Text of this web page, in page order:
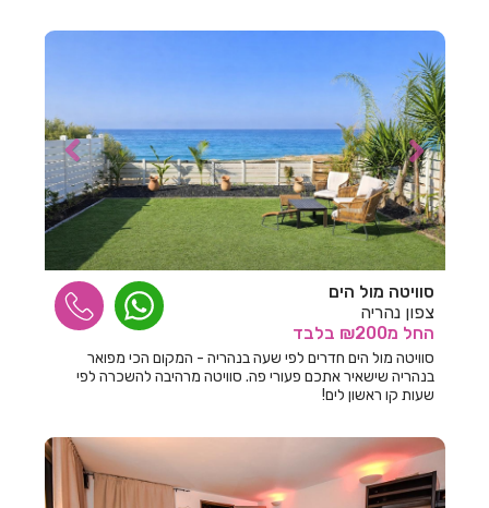
חדרים לפי שעה בחוסן
חדרים לפי שעה בחוף סיאסטה ביאנקיני
חדרים לפי שעה בחופית
חדרים לפי שעה בחזון
חדרים לפי שעה בחיפ
חדרים לפי שעה בחיפה
חדרים לפי שעה בחצור הגלילית
חדרים לפי שעה בחריש
חדרים לפי שעה בטבריה
חדרים לפי שעה ביבנאל
סוויטה מול הים
צפון נהריה
החל מ₪200 בלבד
סוויטה מול הים חדרים לפי שעה בנהריה - המקום הכי מפואר
בנהריה שישאיר אתכם פעורי פה. סוויטה מרהיבה להשכרה לפי
שעות קו ראשון לים!